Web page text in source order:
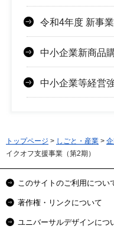
令和4年度 新事
中小企業新商品
中小企業等経営
トップページ > しごと・産業 >
イクオフ支援事業（第2期）
このサイトのご利用につい
著作権・リンクについて
ユニバーサルデザインにつ